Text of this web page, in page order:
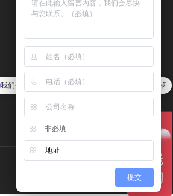
400-015-2188
010－62102078
Kefu@ndone.cn
Tel：400-015-2188
我们代理LRC、HTC、COMON，分销安森美等品牌
非必填
地址
提交